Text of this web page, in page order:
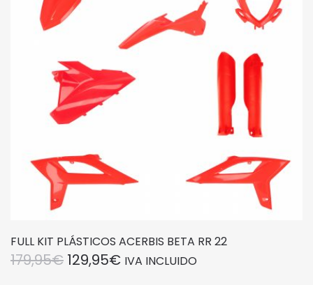
FULL KIT PLÁSTICOS ACERBIS BETA RR 22
179,95€ EL
129,95€EL
IVA INCLUIDO